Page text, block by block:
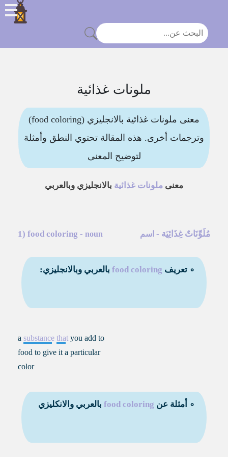
ملونات غذائية
معنى ملونات غذائية بالانجليزي (food coloring)
وترجمات أخرى. هذه المقالة تحتوي النطق وأمثلة
لتوضيح المعنى
معنى ملونات غذائية بالانجليزي وبالعربي
مُلَوِّنَاتٌ غِذَائِيَة - اسم 1) food coloring - noun
∘ تعريف food coloring بالعربي وبالانجليزي:
a substance that you add to
food to give it a particular
color
∘ أمثلة عن food coloring بالعربي والانكليزي